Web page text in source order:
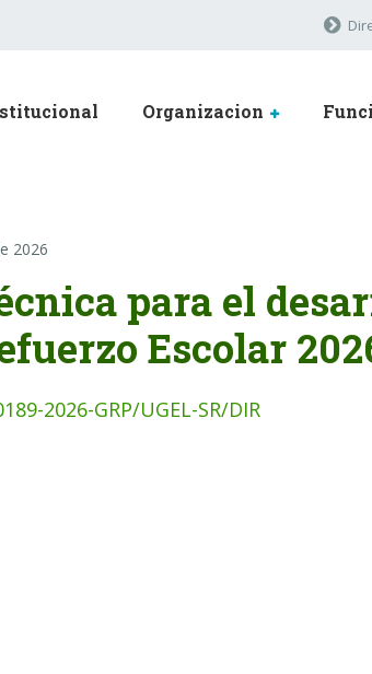
Organizacion
2026
para el
Escolar
2026-GRP/UGEL-SR/DIR